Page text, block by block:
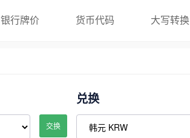
银行牌价 货币代码 大写转换
交换
兑换